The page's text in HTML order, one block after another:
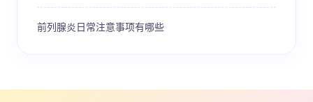
前列腺炎日常注意事项有哪些